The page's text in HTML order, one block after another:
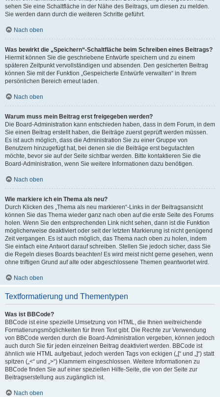
sehen Sie eine Schaltfläche in der Nähe des Beitrags, um diesen zu melden.
Sie werden dann durch die weiteren Schritte geführt.
Nach oben
Was bewirkt die „Speichern“-Schaltfläche beim Schreiben eines Beitrags?
Hiermit können Sie die geschriebene Entwürfe speichern und zu einem
späteren Zeitpunkt vervollständigen und absenden. Den gesicherten Beitrag
können Sie mit der Funktion „Gespeicherte Entwürfe verwalten“ in Ihrem
persönlichen Bereich erneut laden.
Nach oben
Warum muss mein Beitrag erst freigegeben werden?
Die Board-Administration kann entschieden haben, dass in dem Forum, in dem
Sie einen Beitrag erstellt haben, die Beiträge zuerst geprüft werden müssen.
Es ist auch möglich, dass die Administration Sie zu einer Gruppe von
Benutzern hinzugefügt hat, bei denen sie die Beiträge erst begutachten
möchte, bevor sie auf der Seite sichtbar werden. Bitte kontaktieren Sie die
Board-Administration, wenn Sie weitere Informationen dazu benötigen.
Nach oben
Wie markiere ich ein Thema als neu?
Durch Klicken des „Thema als neu markieren“-Links in der Beitragsansicht
können Sie das Thema wieder ganz nach oben auf die erste Seite des Forums
holen. Wenn Sie den entsprechenden Link nicht sehen, dann ist die Funktion
möglicherweise deaktiviert oder seit der letzten Markierung ist nicht genügend
Zeit vergangen. Es ist auch möglich, das Thema nach oben zu holen, indem
Sie einfach eine Antwort darauf schreiben. Stellen Sie jedoch sicher, dass Sie
die Regeln dieses Boards beachten! Es wird meist nicht gerne gesehen, wenn
ohne triftigen Grund auf alte oder abgeschlossene Themen geantwortet wird.
Nach oben
Textformatierung und Thementypen
Was ist BBCode?
BBCode ist eine spezielle Umsetzung von HTML, die Ihnen weitreichende
Formatierungsmöglichkeiten für Ihren Text gibt. Die Rechte zur Verwendung
von BBCode werden durch die Board-Administration vergeben, können jedoch
auch durch Sie für jeden einzelnen Beitrag deaktiviert werden. BBCode ist
ähnlich wie HTML aufgebaut, jedoch werden Tags von eckigen („[“ und „]“) statt
spitzen („<“ und „>“) Klammern eingeschlossen. Weitere Informationen zu
BBCode finden Sie auf einer speziellen Hilfe-Seite, die von der Seite zur
Beitragserstellung aus zugänglich ist.
Nach oben